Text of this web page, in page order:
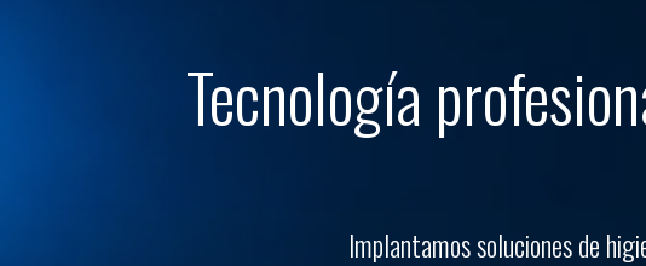
Tecnología
Implantamos soluciones de